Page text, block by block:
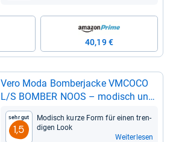
40,19 €
Vero Moda Bom­ber­ja­cke VMCOCO
L/S BOM­BER NOOS – modisch und
fle­xi­bel
Sehr gut
1,5
Modisch kurze Form für einen tren­
di­gen Look
Weiterlesen